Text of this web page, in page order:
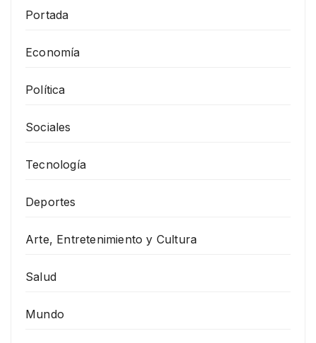
Portada
Economía
Política
Sociales
Tecnología
Deportes
Arte, Entretenimiento y Cultura
Salud
Mundo